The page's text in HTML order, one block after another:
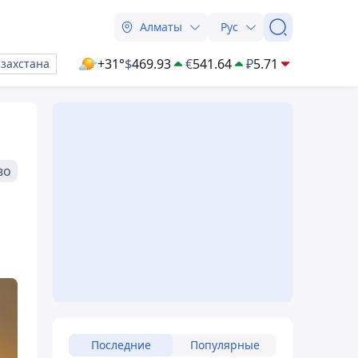
Алматы Рус
+31°$469.93 €541.64 ₽5.71
Последние Популярные